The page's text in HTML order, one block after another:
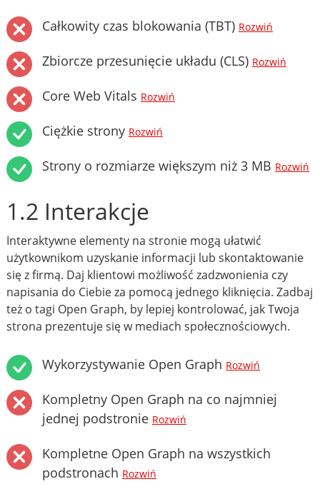
Całkowity czas blokowania (TBT) Rozwiń
Zbiorcze przesunięcie układu (CLS) Rozwiń
Core Web Vitals Rozwiń
Ciężkie strony Rozwiń
Strony o rozmiarze większym niż 3 MB Rozwiń
1.2 Interakcje
Interaktywne elementy na stronie mogą ułatwić
użytkownikom uzyskanie informacji lub skontaktowanie
się z firmą. Daj klientowi możliwość zadzwonienia czy
napisania do Ciebie za pomocą jednego kliknięcia. Zadbaj
też o tagi Open Graph, by lepiej kontrolować, jak Twoja
strona prezentuje się w mediach społecznościowych.
Wykorzystywanie Open Graph Rozwiń
Kompletny Open Graph na co najmniej
jednej podstronie Rozwiń
Kompletne Open Graph na wszystkich
podstronach Rozwiń